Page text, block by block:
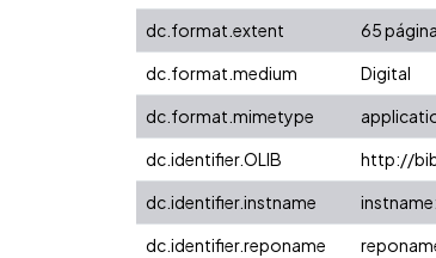
dc.format.extent 65
dc.format.medium
Digital
dc.format.mimetype
dc.identifier.OLIB
http://
dc.identifier.instname
dc.identifier.reponame